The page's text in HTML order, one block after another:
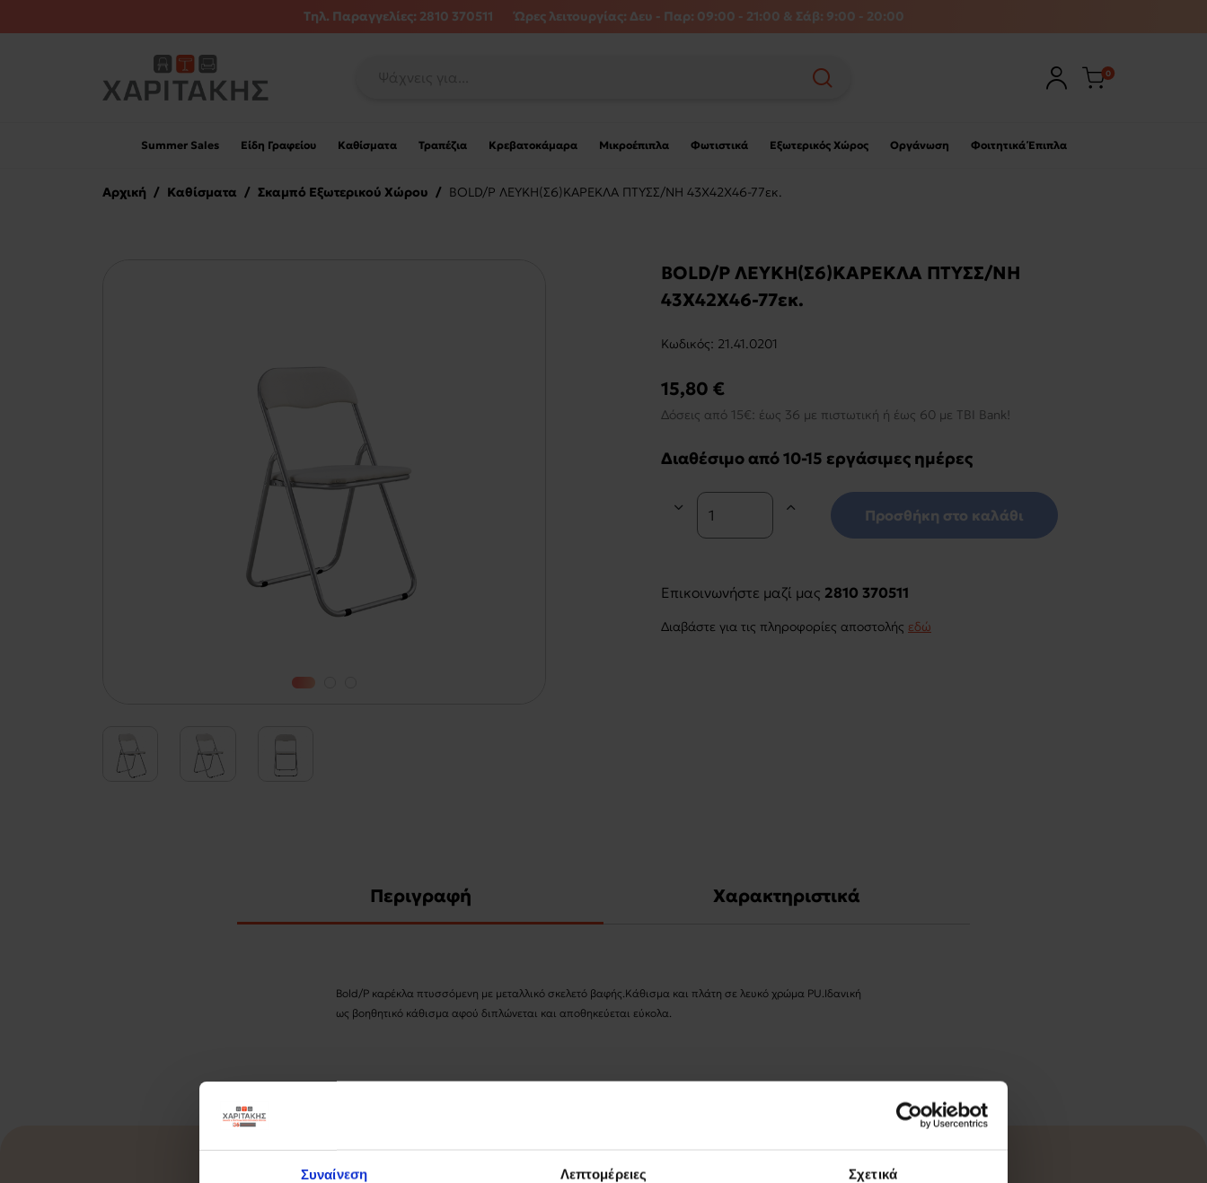
Συναίνεση Λεπτομέρειες Σχετικά
Τηλ. Παραγγελίες: 2810 370511 Ώρες λειτουργίας: Δευ - Παρ: 09:00 - 21:00 & Σάβ: 9:00 - 20:00
0
Summer Sales Είδη Γραφείου Καθίσματα Τραπέζια Κρεβατοκάμαρα Μικροέπιπλα Φωτιστικά Εξωτερικός Χώρος Οργάνωση Φοιτητικά Έπιπλα
Αρχική / Καθίσματα / Σκαμπό Εξωτερικού Χώρου / BOLD/P ΛΕΥΚΗ(Σ6)ΚΑΡΕΚΛΑ ΠΤΥΣΣ/ΝΗ 43X42X46-77εκ.
BOLD/P ΛΕΥΚΗ(Σ6)ΚΑΡΕΚΛΑ ΠΤΥΣΣ/ΝΗ
43X42X46-77εκ.
Kωδικός: 21.41.0201
15,80 €
Δόσεις από 15€: έως 36 με πιστωτική ή έως 60 με TBI Bank!
Διαθέσιμο από 10-15 εργάσιμες ημέρες
Προσθήκη στο καλάθι
Επικοινωνήστε μαζί μας 2810 370511
Διαβάστε για τις πληροφορίες αποστολής εδώ
Περιγραφή Χαρακτηριστικά
Bold/P καρέκλα πτυσσόμενη με μεταλλικό σκελετό βαφής.Κάθισμα και πλάτη σε λευκό χρώμα PU.Ιδανική
ως βοηθητικό κάθισμα αφού διπλώνεται και αποθηκεύεται εύκολα.